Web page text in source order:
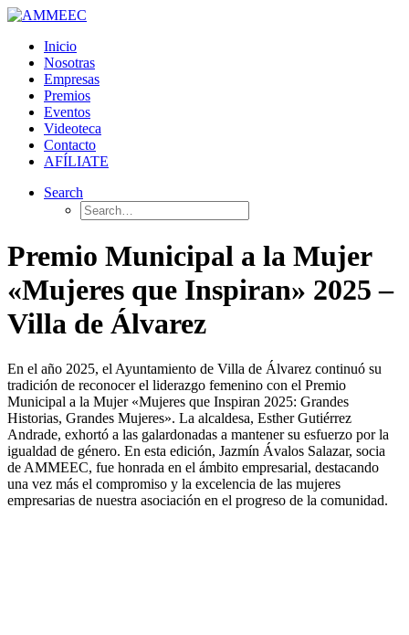
Inicio
Nosotras
Empresas
Premios
Eventos
Videoteca
Contacto
AFÍLIATE
Search
Premio Municipal a la Mujer
«Mujeres que Inspiran» 2025 –
Villa de Álvarez
En el año 2025, el Ayuntamiento de Villa de Álvarez continuó su
tradición de reconocer el liderazgo femenino con el Premio
Municipal a la Mujer «Mujeres que Inspiran 2025: Grandes
Historias, Grandes Mujeres». La alcaldesa, Esther Gutiérrez
Andrade, exhortó a las galardonadas a mantener su esfuerzo por la
igualdad de género. En esta edición, Jazmín Ávalos Salazar, socia
de AMMEEC, fue honrada en el ámbito empresarial, destacando
una vez más el compromiso y la excelencia de las mujeres
empresarias de nuestra asociación en el progreso de la comunidad.